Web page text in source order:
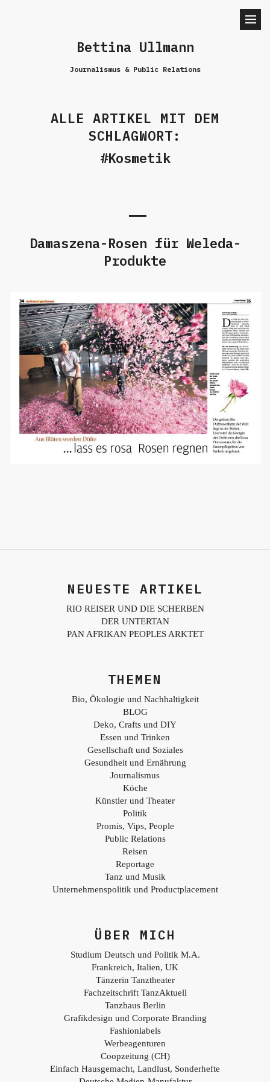
Bettina Ullmann
Journalismus & Public Relations
ALLE ARTIKEL MIT DEM
SCHLAGWORT:
Kosmetik
Damaszena-Rosen für Weleda-
Produkte
NEUESTE ARTIKEL
RIO REISER UND DIE SCHERBEN
DER UNTERTAN
PAN AFRIKAN PEOPLES ARKTET
THEMEN
Bio, Ökologie und Nachhaltigkeit
BLOG
Deko, Crafts und DIY
Essen und Trinken
Gesellschaft und Soziales
Gesundheit und Ernährung
Journalismus
Köche
Künstler und Theater
Politik
Promis, Vips, People
Public Relations
Reisen
Reportage
Tanz und Musik
Unternehmenspolitik und Productplacement
ÜBER MICH
Studium Deutsch und Politik M.A.
Frankreich, Italien, UK
Tänzerin Tanztheater
Fachzeitschrift TanzAktuell
Tanzhaus Berlin
Grafikdesign und Corporate Branding
Fashionlabels
Werbeagenturen
Coopzeitung (CH)
Einfach Hausgemacht, Landlust, Sonderhefte